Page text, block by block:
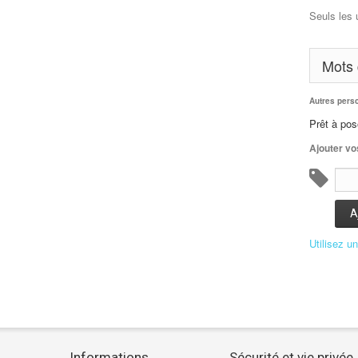
Seuls les
Mots
Autres
Prêt à
Ajouter
Utilisez